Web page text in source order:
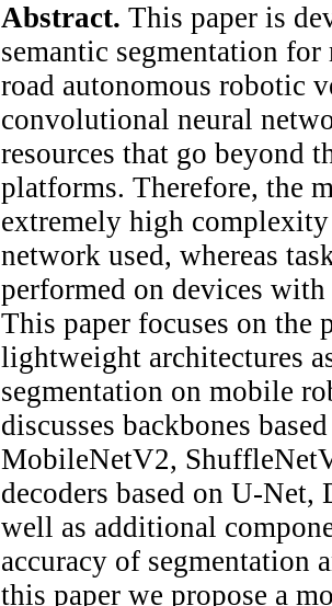
Abstract. This paper is
semantic segmentation
road autonomous robotic
convolutional neural
resources that go beyond
platforms. Therefore, the
extremely high
network used, whereas
performed on devices
This paper focuses on the
lightweight architectures
segmentation on mobile
discusses backbones
MobileNetV2,
decoders based on U-
well as additional
accuracy of segmentation
this paper we propose a